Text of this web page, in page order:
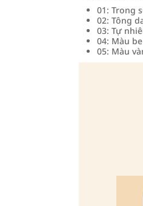
01: Trong
02: Tông
03: Tự
04: Màu
05: Màu